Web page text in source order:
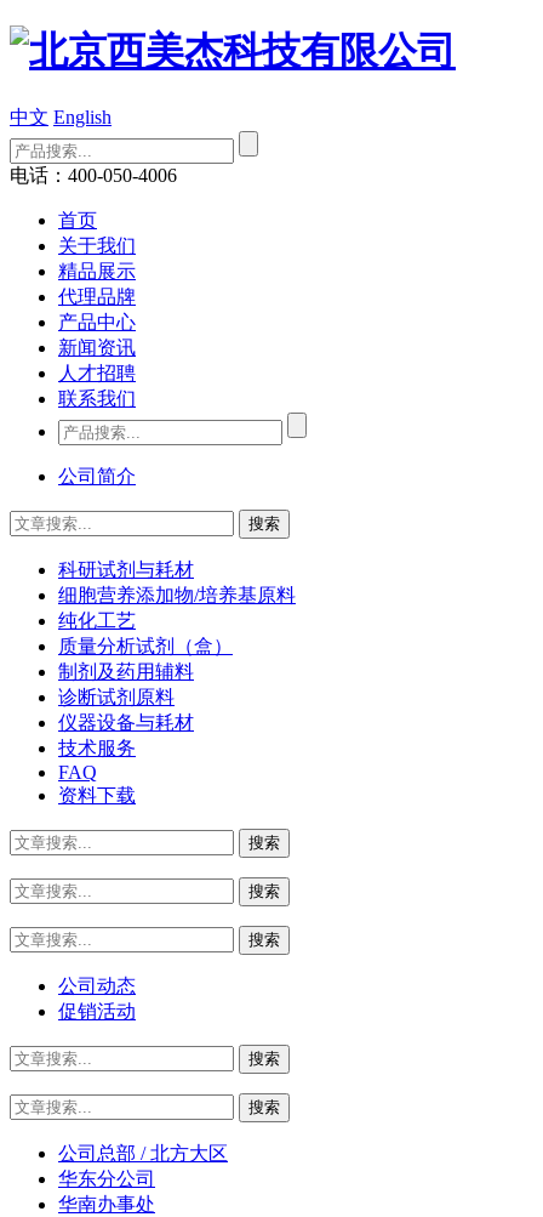
中文 English
电话：400-050-4006
首页
关于我们
精品展示
代理品牌
产品中心
新闻资讯
人才招聘
联系我们
公司简介
科研试剂与耗材
细胞营养添加物/培养基原料
纯化工艺
质量分析试剂（盒）
制剂及药用辅料
诊断试剂原料
仪器设备与耗材
技术服务
FAQ
资料下载
公司动态
促销活动
公司总部 / 北方大区
华东分公司
华南办事处